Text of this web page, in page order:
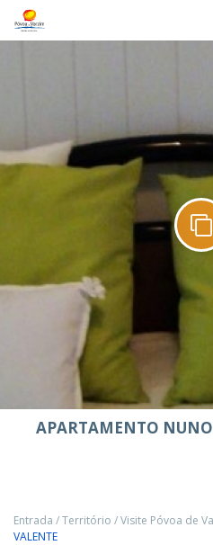
APARTAMENTO
Entrada /Território /Visite Póvoa de
VALENTE